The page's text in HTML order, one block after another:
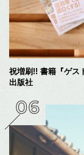
祝増刷!! 書籍『ゲス
出版社